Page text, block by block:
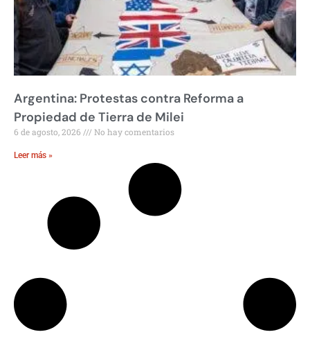
Argentina: Protestas contra Reforma a
Propiedad de Tierra de Milei
6 de agosto, 2026 No hay comentarios
Leer más »